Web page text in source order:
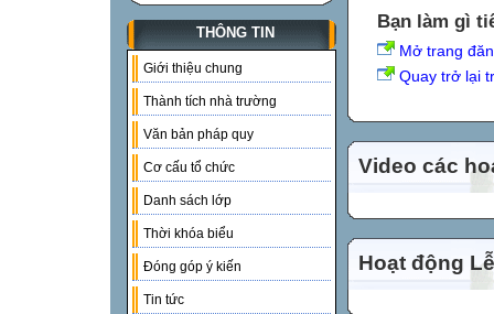
THÔNG TIN
Giới thiệu chung
Thành tích nhà trường
Văn bản pháp quy
Cơ cấu tổ chức
Danh sách lớp
Thời khóa biểu
Đóng góp ý kiến
Tin tức
Bạn làm gì
Mở trang
Quay trở lại
Video các
Hoạt động